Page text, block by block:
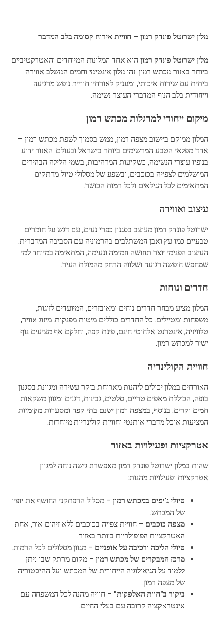
מלון ישרוטל פונדק רמון – חוויית אירוח קסומה בלב המדבר
מלון ישרוטל פונדק רמון הוא אחד המלונות המיוחדים והאטרקטיביים
ביותר באזור מכתש רמון. זהו מלון אינטימי וחמים המשלב אווירה
ביתית עם שירות איכותי, ומעניק לאורחיו חוויית נופש מרגיעה
וייחודית בלב הנוף המדברי העוצר נשימה.
מיקום ייחודי למרגלות מכתש רמון
המלון ממוקם ביישוב מצפה רמון, ממש בסמוך לשפת מכתש רמון –
אחד מפלאי הטבע המרשימים ביותר בישראל ובעולם. האזור ידוע
בנופיו עוצרי הנשימה, בשקיעות המרהיבות, בשמי הלילה הבהירים
המושלמים לצפייה בכוכבים, ובשפע של מסלולי טיול מרתקים
המתאימים לכל הגילאים ולכל רמות הכושר.
עיצוב ואווירה
ישרוטל פונדק רמון מעוצב בסגנון כפרי נעים, עם דגש על חומרים
טבעיים כמו עץ ואבן המשתלבים בהרמוניה עם הסביבה המדברית.
העיצוב הפנימי יוצר תחושה חמימה ונעימה, המתאימה במיוחד למי
שמחפש חופשה רגועה ושלווה הרחק מהמולת העיר.
חדרים ונוחות
המלון מציע מבחר חדרים נוחים ומאובזרים, המיועדים לזוגות,
משפחות ומטיילים. כל החדרים כוללים מיטות מפנקות, מיזוג אוויר,
טלוויזיה, אינטרנט אלחוטי חינם, פינת קפה, וחלקם אף מציעים נוף
ישיר למכתש רמון.
חוויית הקולינריה
האורחים במלון יכולים ליהנות מארוחת בוקר עשירה ומגוונת בסגנון
בופה, הכוללת מאפים טריים, סלטים, גבינות, דגנים ומגוון משקאות
חמים וקרים. בנוסף, במצפה רמון ישנם בתי קפה ומסעדות מקומיות
המציעות אוכל מדברי אותנטי וחוויות קולינריות מיוחדות.
אטרקציות ופעילויות באזור
שהות במלון ישרוטל פונדק רמון מאפשרת גישה נוחה למגוון
אטרקציות ופעילויות מהנות:
טיולי ג'יפים במכתש רמון – מסלול הרפתקני החושף את יופיו
של המכתש.
מצפה כוכבים – חוויית צפייה בכוכבים ללא זיהום אור, אחת
האטרקציות הפופולריות ביותר באזור.
טיולי הליכה ורכיבה על אופניים – מגוון מסלולים לכל הרמות.
מרכז המבקרים של מכתש רמון – מקום מרתק שבו ניתן
ללמוד על הגיאולוגיה הייחודית של המכתש ועל ההיסטוריה
של מצפה רמון.
ביקור ב"חוות האלפקות" – חוויה מהנה לכל המשפחה עם
אינטראקציה קרובה עם בעלי החיים.